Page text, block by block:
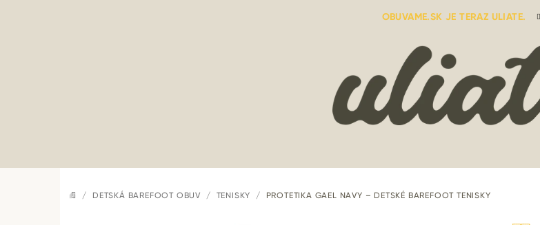
OBUVAME.SK JE TERAZ ULIATE.
DOMOV
/ DETSKÁ BAREFOOT OBUV / TENISKY / PROTETIKA GAEL NAVY – DETSKÉ BAREFOOT TENISKY